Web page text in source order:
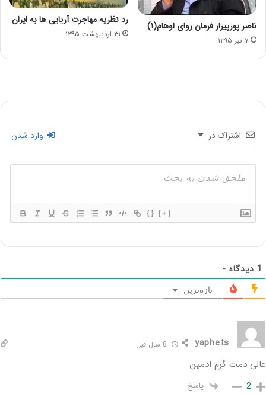
ناصر پورپیرار فرمان روای اوهام(۱)
۷ تیر ۱۳۹۵
رد نظریه مهاجرت آریایی ها به ایران
۳۱ اردیبهشت ۱۳۹۵
اشتراک در وارد شدن
{} [+]
1 دیدگاه -
تازه‌ترین
yaphets
عالی دمت گرم ادمین
2 پاسخ